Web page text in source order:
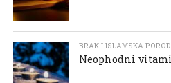
BRAK I ISLAMSKA
Neophodni